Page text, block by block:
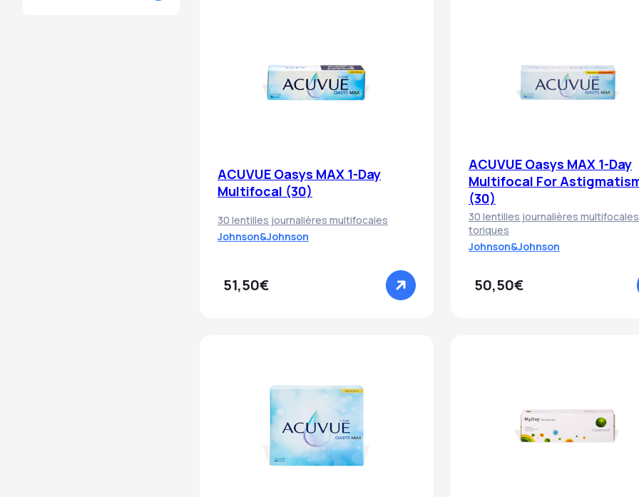
ACUVUE Oasys MAX 1-Day
Multifocal (30)
30 lentilles journalières multifocales
Johnson&Johnson
51,50€
ACUVUE Oasys MAX 1-Day
Multifocal For
(30)
30 lentilles journalières multifocales
toriques
Johnson&Johnson
50,50€